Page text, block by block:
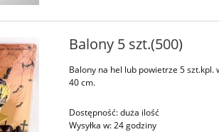
Balony 5 szt.(500)
Balony na hel lub powietrze 5
40 cm.
Dostępność:duża ilość
Wysyłka w:24 godziny